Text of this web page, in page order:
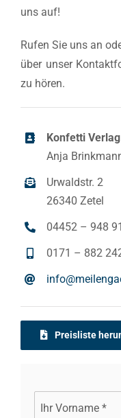
uns auf!
Rufen Sie uns an
über unser
zu hören.
Konfetti
Anja
Urwaldstr. 2
26340 Zetel
04452 – 948
0171 – 882
Preisliste